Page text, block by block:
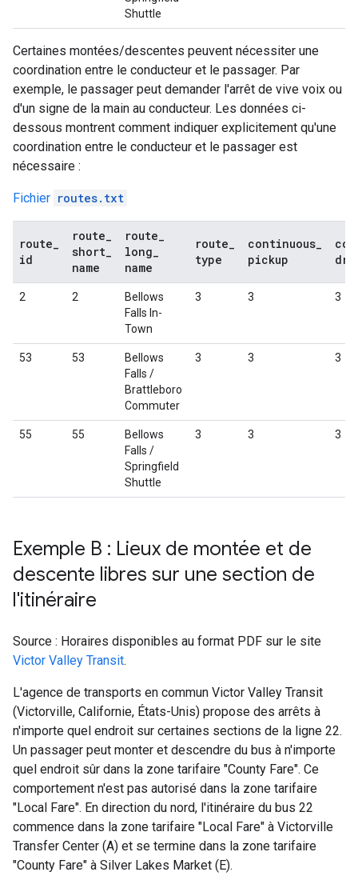
Shuttle
Certaines montées/descentes peuvent nécessiter une
coordination entre le conducteur et le passager. Par
exemple, le passager peut demander l'arrêt de vive voix ou
d'un signe de la main au conducteur. Les données ci-
dessous montrent comment indiquer explicitement qu'une
coordination entre le conducteur et le passager est
nécessaire :
Fichier routes.txt
route
id
route
short
name
route
long
name
route
type
continuous
pickup
2 2
Bellows
Falls In-
Town
3 3 3
53 53
Bellows
Falls /
Brattleboro
Commuter
3 3 3
55 55
Bellows
Falls /
Springfield
Shuttle
3 3 3
Exemple B : Lieux de montée et de
descente libres sur une section de
l'itinéraire
Source : Horaires disponibles au format PDF sur le site
Victor Valley Transit.
L'agence de transports en commun Victor Valley Transit
(Victorville, Californie, États-Unis) propose des arrêts à
n'importe quel endroit sur certaines sections de la ligne 22.
Un passager peut monter et descendre du bus à n'importe
quel endroit sûr dans la zone tarifaire "County Fare". Ce
comportement n'est pas autorisé dans la zone tarifaire
"Local Fare". En direction du nord, l'itinéraire du bus 22
commence dans la zone tarifaire "Local Fare" à Victorville
Transfer Center (A) et se termine dans la zone tarifaire
"County Fare" à Silver Lakes Market (E).